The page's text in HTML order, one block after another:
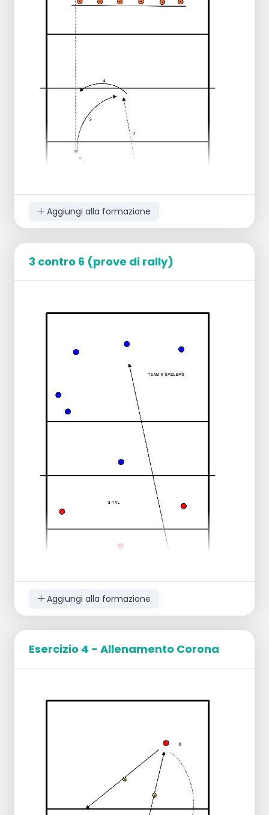
si spostano dall'altra parte; si noti che c'è
sempre un playmaker nel campo del lato
ricevente, eventualmente si considerino
anche le posizioni fisse degli altri
attaccanti.
Formare 2 squadre
Il giocatore entra in campo e si
prepara per l'impostazione
Il giocatore passa alla posizione 3
Azione 4:
Set-up alla posizione 4
Il giocatore cerca di colpire una pedina dal
banco con uno smash.
Pedina fuori dalla panchina?
La coppia ottiene 1 punto.
Aggiungi alla formazione
3 contro 6 (prove di rally)
Su un lato del campo, un sei è in
I servitori servono la palla, il gruppo dei
6 difende la palla e gioca il rally.
La squadra a 3 può difendere e giocare
anche il rally.
Servizio sbagliato, 1 punto per la
Aggiungi alla formazione
Esercizio 4 - Allenamento Corona